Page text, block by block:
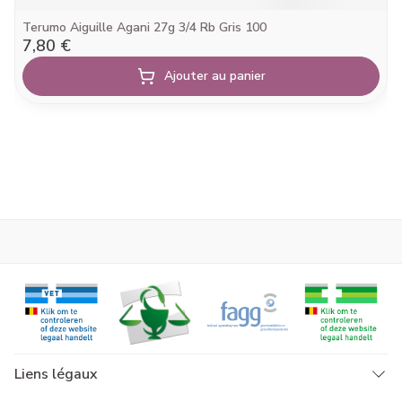
Terumo Aiguille Agani 27g 3/4 Rb Gris 100
7,80 €
Ajouter au panier
Liens légaux